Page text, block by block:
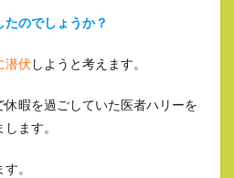
のでしょうか？
潜伏しようと考えます。
暇を過ごしていた医者ハリーを
ます。
。